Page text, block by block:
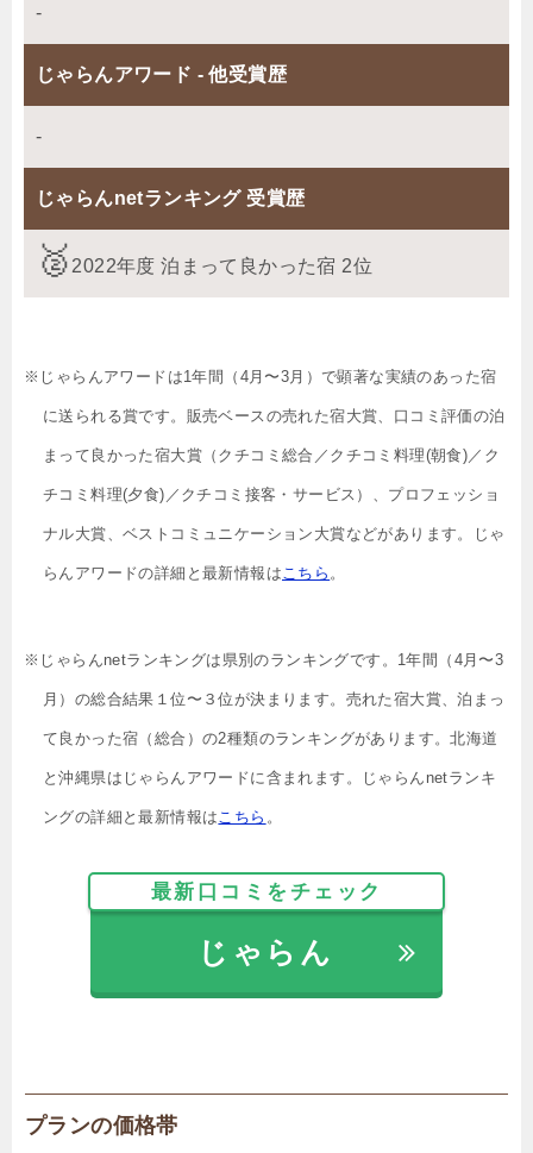
-
じゃらんアワード - 他受賞歴
-
じゃらんnetランキング 受賞歴
2022年度 泊まって良かった宿 2位
※じゃらんアワードは1年間（4月〜3月）で顕著な実績のあった宿
に送られる賞です。販売ベースの売れた宿大賞、口コミ評価の泊
まって良かった宿大賞（クチコミ総合／クチコミ料理(朝食)／ク
チコミ料理(夕食)／クチコミ接客・サービス）、プロフェッショ
ナル大賞、ベストコミュニケーション大賞などがあります。じゃ
らんアワードの詳細と最新情報は こちら 。
※じゃらんnetランキングは県別のランキングです。1年間（4月〜3
月）の総合結果１位〜３位が決まります。売れた宿大賞、泊まっ
て良かった宿（総合）の2種類のランキングがあります。北海道
と沖縄県はじゃらんアワードに含まれます。じゃらんnetランキ
ングの詳細と最新情報は こちら 。
最新口コミをチェック
じゃらん
プランの価格帯